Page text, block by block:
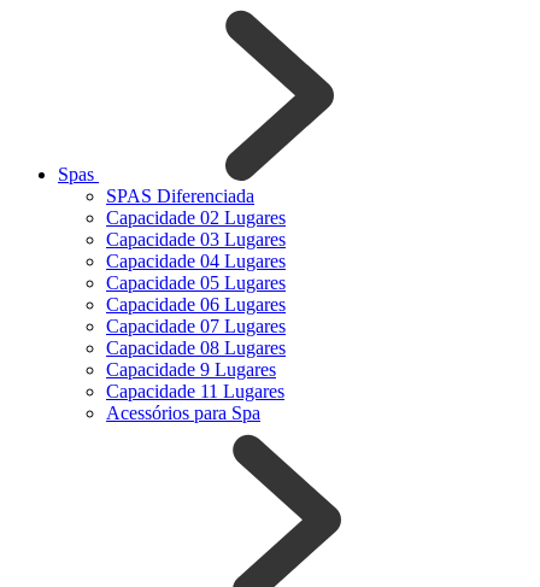
Spas
SPAS Diferenciada
Capacidade 02 Lugares
Capacidade 03 Lugares
Capacidade 04 Lugares
Capacidade 05 Lugares
Capacidade 06 Lugares
Capacidade 07 Lugares
Capacidade 08 Lugares
Capacidade 9 Lugares
Capacidade 11 Lugares
Acessórios para Spa